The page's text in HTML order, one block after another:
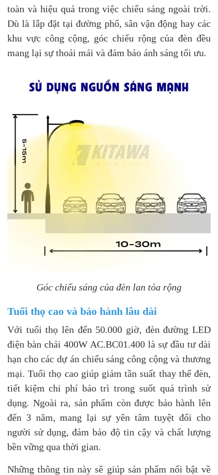
toàn và hiệu quả trong việc chiếu sáng ngoài trời.
Dù là lắp đặt tại đường phố, sân vận động hay các
khu vực công cộng, góc chiếu rộng của đèn đều
mang lại sự thoải mái và đảm bảo ánh sáng tối ưu.
Góc chiếu sáng của đèn lan tỏa rộng
Tuổi thọ cao và bảo hành lâu dài
Với tuổi thọ lên đến 50.000 giờ, đèn đường LED
điện bàn chải 400W AC.BC01.400 là sự đầu tư dài
hạn cho các dự án chiếu sáng công cộng và thương
mại. Tuổi thọ cao giúp giảm tần suất thay thế đèn,
tiết kiệm chi phí bảo trì trong suốt quá trình sử
dụng. Ngoài ra, sản phẩm còn được bảo hành lên
đến 3 năm, mang lại sự yên tâm tuyệt đối cho
người sử dụng, đảm bảo độ tin cậy và chất lượng
bền vững qua thời gian.
Những thông tin này sẽ giúp sản phẩm nổi bật về